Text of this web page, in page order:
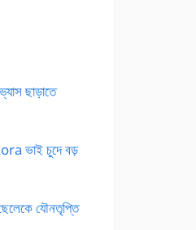
ছাড়াতে
ভাই চুদে বড়
যৌনতৃপ্তি